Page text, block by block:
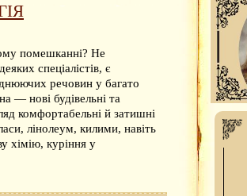
помешканні? Не
спеціалістів, є
речовин у багато
— нові будівельні та
комфортабельні й затишні
лінолеум, килими, навіть
хімію, куріння у